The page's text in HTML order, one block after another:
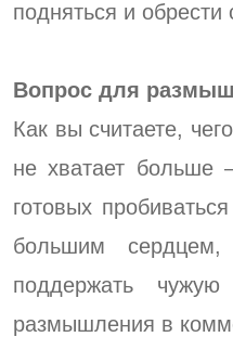
подняться и обрести
Вопрос для
Как вы считаете,
не хватает больше
готовых
большим сердцем,
поддержать
размышления в